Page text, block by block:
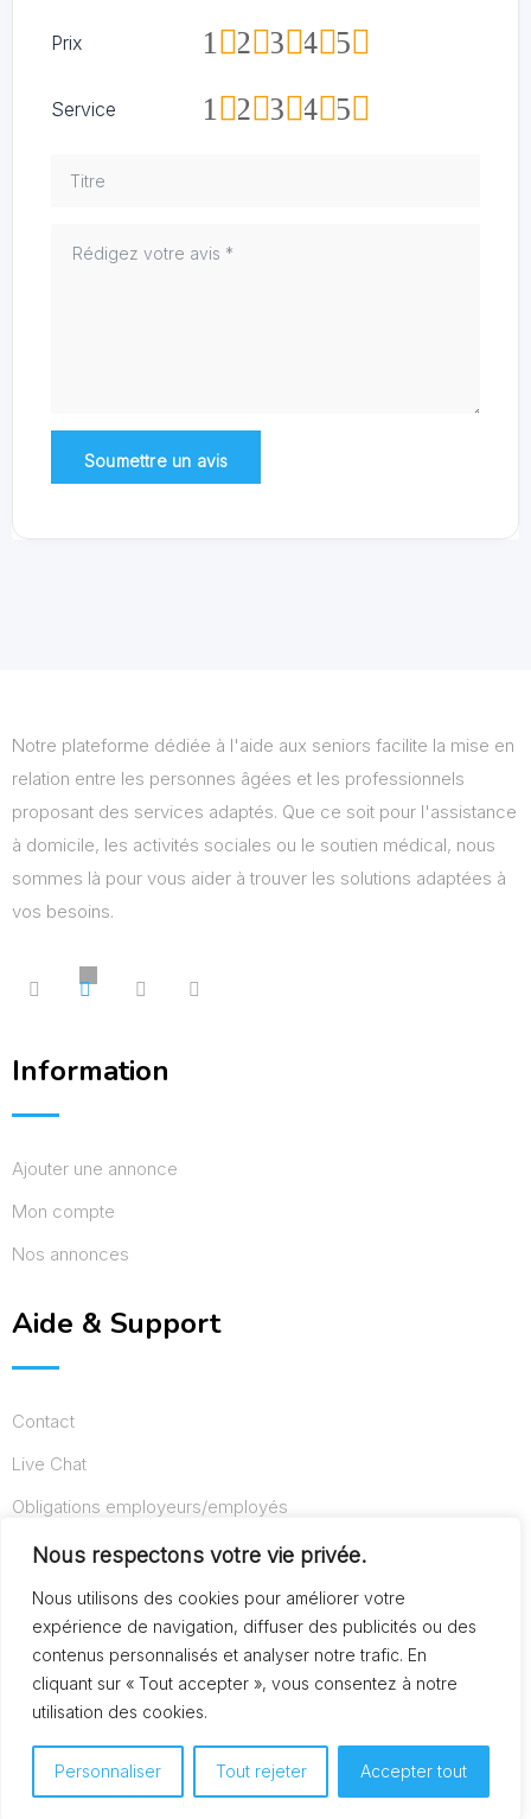
Nous respectons votre vie privée.
Nous utilisons des cookies pour améliorer votre
expérience de navigation, diffuser des publicités ou des
contenus personnalisés et analyser notre trafic. En
cliquant sur « Tout accepter », vous consentez à notre
utilisation des cookies.
Personnaliser Tout rejeter Accepter tout
Prix 5
4
3
2
1
Service 5
4
3
2
1
Notre plateforme dédiée à l'aide aux seniors facilite la mise en
relation entre les personnes âgées et les professionnels
proposant des services adaptés. Que ce soit pour l'assistance
à domicile, les activités sociales ou le soutien médical, nous
sommes là pour vous aider à trouver les solutions adaptées à
vos besoins.
Information
Ajouter une annonce
Mon compte
Nos annonces
Aide & Support
Contact
Live Chat
Obligations employeurs/employés
Conditions d’utilisation
Mentions légales
© Copyright AideAuxSeniors.fr 2024. Designed and
Developed by